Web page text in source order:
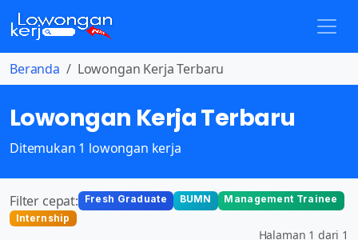
Beranda Lowongan Kerja Terbaru
Lowongan Kerja Terbaru
Ditemukan 1 lowongan kerja
Filter cepat: Fresh Graduate BUMN
Management Trainee
Internship
Halaman 1 dari 1